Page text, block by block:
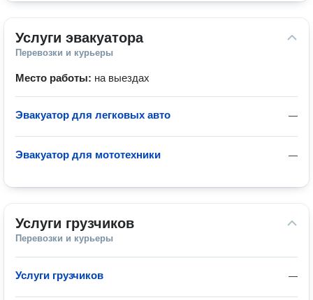
Услуги эвакуатора
Перевозки и курьеры
Место работы: на выездах
—
Эвакуатор для легковых авто
—
Эвакуатор для мототехники
Услуги грузчиков
Перевозки и курьеры
—
Услуги грузчиков